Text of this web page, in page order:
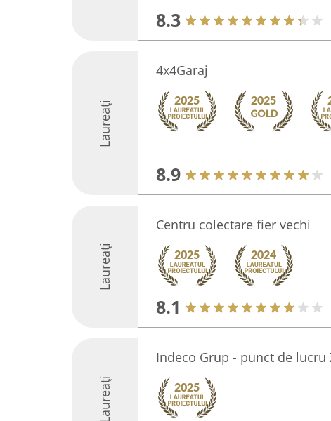
8.3
Laureați
4x4Garaj
8.9
Laureați
Centru colectare fier vechi
8.1
Laureați
Indeco Grup - punct de lucru